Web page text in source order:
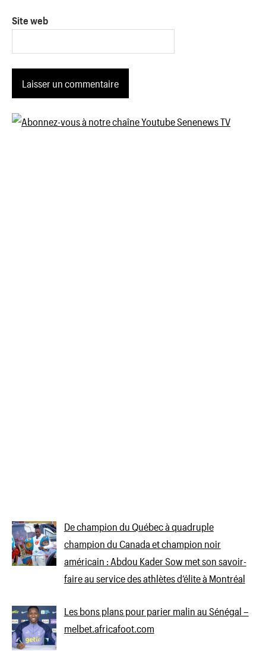
Site web
De champion du Québec à quadruple
champion du Canada et champion noir
américain : Abdou Kader Sow met son savoir-
faire au service des athlètes d’élite à Montréal
Les bons plans pour parier malin au Sénégal –
melbet.africafoot.com